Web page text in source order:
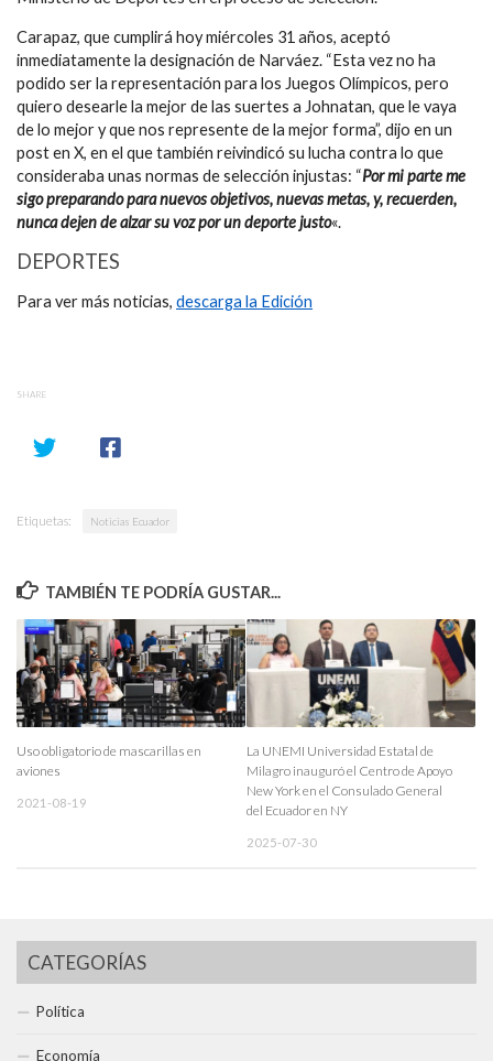
Carapaz, que cumplirá hoy miércoles 31 años, aceptó
inmediatamente la designación de Narváez. “Esta vez no ha
podido ser la representación para los Juegos Olímpicos, pero
quiero desearle la mejor de las suertes a Johnatan, que le vaya
de lo mejor y que nos represente de la mejor forma”, dijo en un
post en X, en el que también reivindicó su lucha contra lo que
consideraba unas normas de selección injustas: “Por mi parte me
sigo preparando para nuevos objetivos, nuevas metas, y, recuerden,
nunca dejen de alzar su voz por un deporte justo«.
DEPORTES
Para ver más noticias, descarga la Edición
SHARE
Etiquetas: Noticias Ecuador
TAMBIÉN TE PODRÍA GUSTAR...
Uso obligatorio de mascarillas en
aviones
2021-08-19
La UNEMI Universidad Estatal de
Milagro inauguró el Centro de Apoyo
New York en el Consulado General
del Ecuador en NY
2025-07-30
CATEGORÍAS
Política
Economía